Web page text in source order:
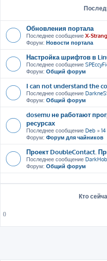
Обновления портала
Последнее сообщение X-
Форум: Новости портала
Настройка шрифтов в
Последнее сообщение
Форум: Общий форум
I can not understand the
Последнее сообщение
Форум: Общий форум
dosemu не работают
ресурсах
Последнее сообщение Deb »
Форум: Форум для чайников
Проект DoubleContact.
Последнее сообщение
Форум: Общий форум
Кто
()